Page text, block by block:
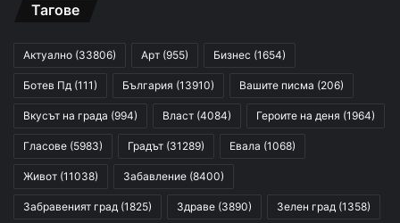
Тагове
Актуално (33806) Арт (955) Бизнес (1654)
Ботев Пд (111) България (13910) Вашите писма (206)
Вкусът на града (994) Власт (4084) Героите на деня (1964)
Гласове (5983) Градът (31289) Евала (1068)
Живот (11038) Забавление (8400)
Забравеният град (1825) Здраве (3890) Зелен град (1358)